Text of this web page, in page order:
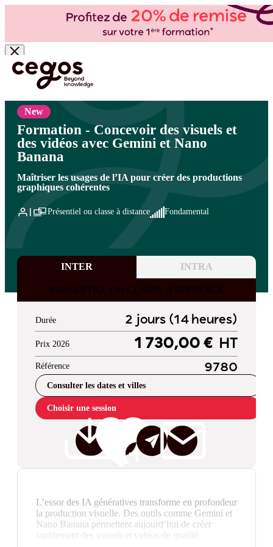
Skip to main content
Vous êtes ici : Accueil >Cegos, organisme de formation à Paris et en régions
- PAO/CAO> Logiciels PAO - CAO
New
Formation - Concevoir des visuels et
des vidéos avec Gemini et Nano
Banana
Maîtriser les usages de l’IA pour créer des productions
graphiques cohérentes
Présentiel ou classe à distance Fondamental
INTER INTRA
PRESENTIEL OU CLASSE A DISTANCE
Durée 2 jours (14 heures)
Prix 2026 1 730,00 € HT
Référence 9780
Consulter les dates et villes
Choisir une session
L’essor des IA génératives transforme en profondeur
la production visuelle. Des outils comme Gemini et
Nano Banana permettent aujourd’hui de créer
rapidement des visuels et vidéos de qualité.